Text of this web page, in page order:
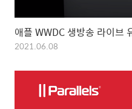
애플 WWDC 생방송 라이브
2021.06.08